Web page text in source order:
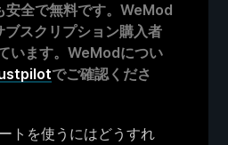
全で無料です。WeMod
スクリプション購入者
います。WeModについ
でご確認くださ
トを使うにはどうすれ